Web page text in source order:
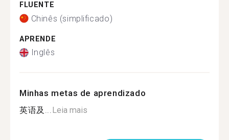
FLUENTE
Chinês (simplificado)
APRENDE
Inglês
Minhas metas de aprendizado
英语及...Leia mais